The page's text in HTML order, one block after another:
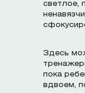
светлое,
Здесь
пока
вдвоем,